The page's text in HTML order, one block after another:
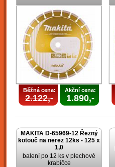
Běžná cena:
2.122,-
Akční cena:
1.890,-
MAKITA D-65969-12 Řezný
kotouč na nerez 12ks - 125 x
1,0
balení po 12 ks v plechové
krabičce